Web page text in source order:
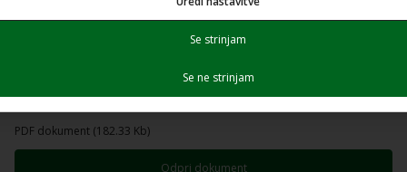
SEZNAM-KURILNIH-NAPRAV-17.4.2023.pdf
PDF dokument (182.33 Kb)
Odpri dokument
Se strinjam
Se ne strinjam